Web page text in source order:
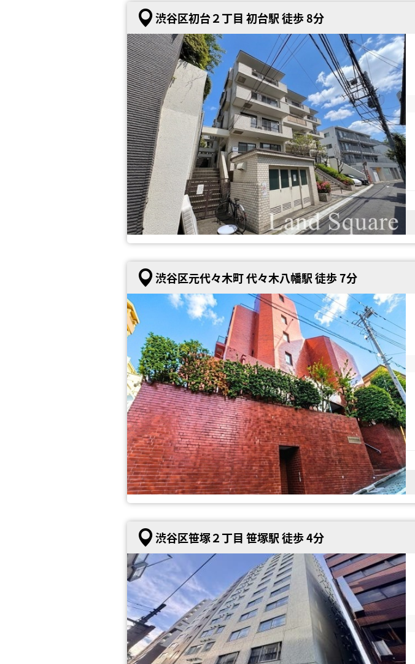
渋谷区初台２丁目 初台駅 徒歩 8分
渋谷区元代々木町 代々木八幡駅 徒歩 7分
渋谷区笹塚２丁目 笹塚駅 徒歩 4分